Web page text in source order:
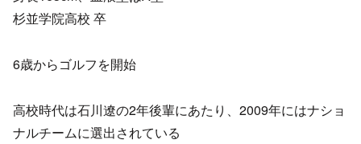
杉並学院高校 卒
6歳からゴルフを開始
高校時代は石川遼の2年後輩にあたり、2009年にはナショ
ナルチームに選出されている